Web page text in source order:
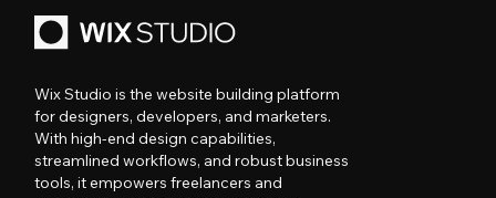
Wix Studio is the website building platform
for designers, developers, and marketers.
With high-end design capabilities,
streamlined workflows, and robust business
tools, it empowers freelancers and